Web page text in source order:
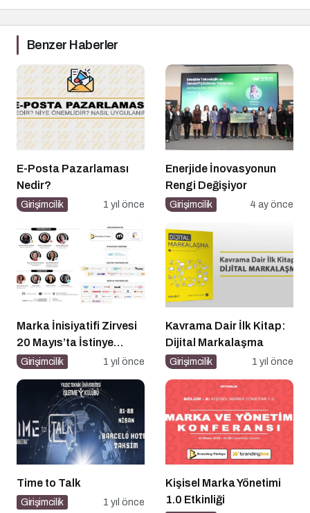
Benzer Haberler
E-Posta Pazarlaması
Nedir?
Girişimcilik 1 yıl önce
Enerjide İnovasyonun
Rengi Değişiyor
Girişimcilik 4 ay önce
Marka İnisiyatifi Zirvesi
20 Mayıs’ta İstinye
Üniversitesi’nde!
Girişimcilik 1 yıl önce
Kavrama Dair İlk Kitap:
Dijital Markalaşma
Girişimcilik 1 yıl önce
Time to Talk
Girişimcilik 1 yıl önce
Kişisel Marka Yönetimi
1.0 Etkinliği